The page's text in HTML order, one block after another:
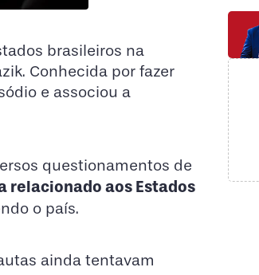
brasileiros na
Conhecida por fazer
e associou a
questionamentos de
relacionado aos Estados
o país.
ainda tentavam